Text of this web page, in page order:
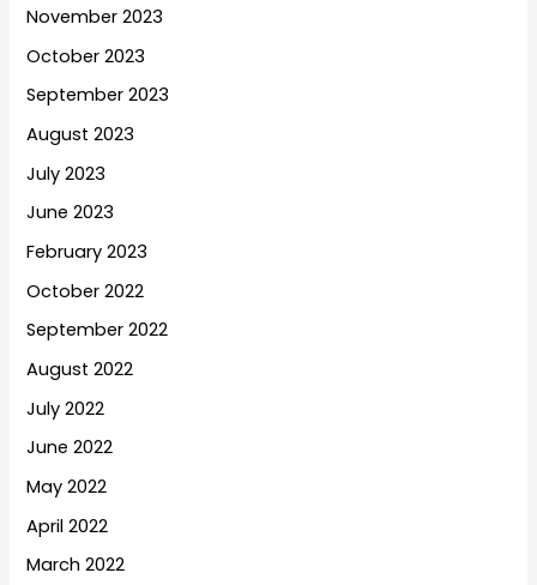
November 2023
October 2023
September 2023
August 2023
July 2023
June 2023
February 2023
October 2022
September 2022
August 2022
July 2022
June 2022
May 2022
April 2022
March 2022